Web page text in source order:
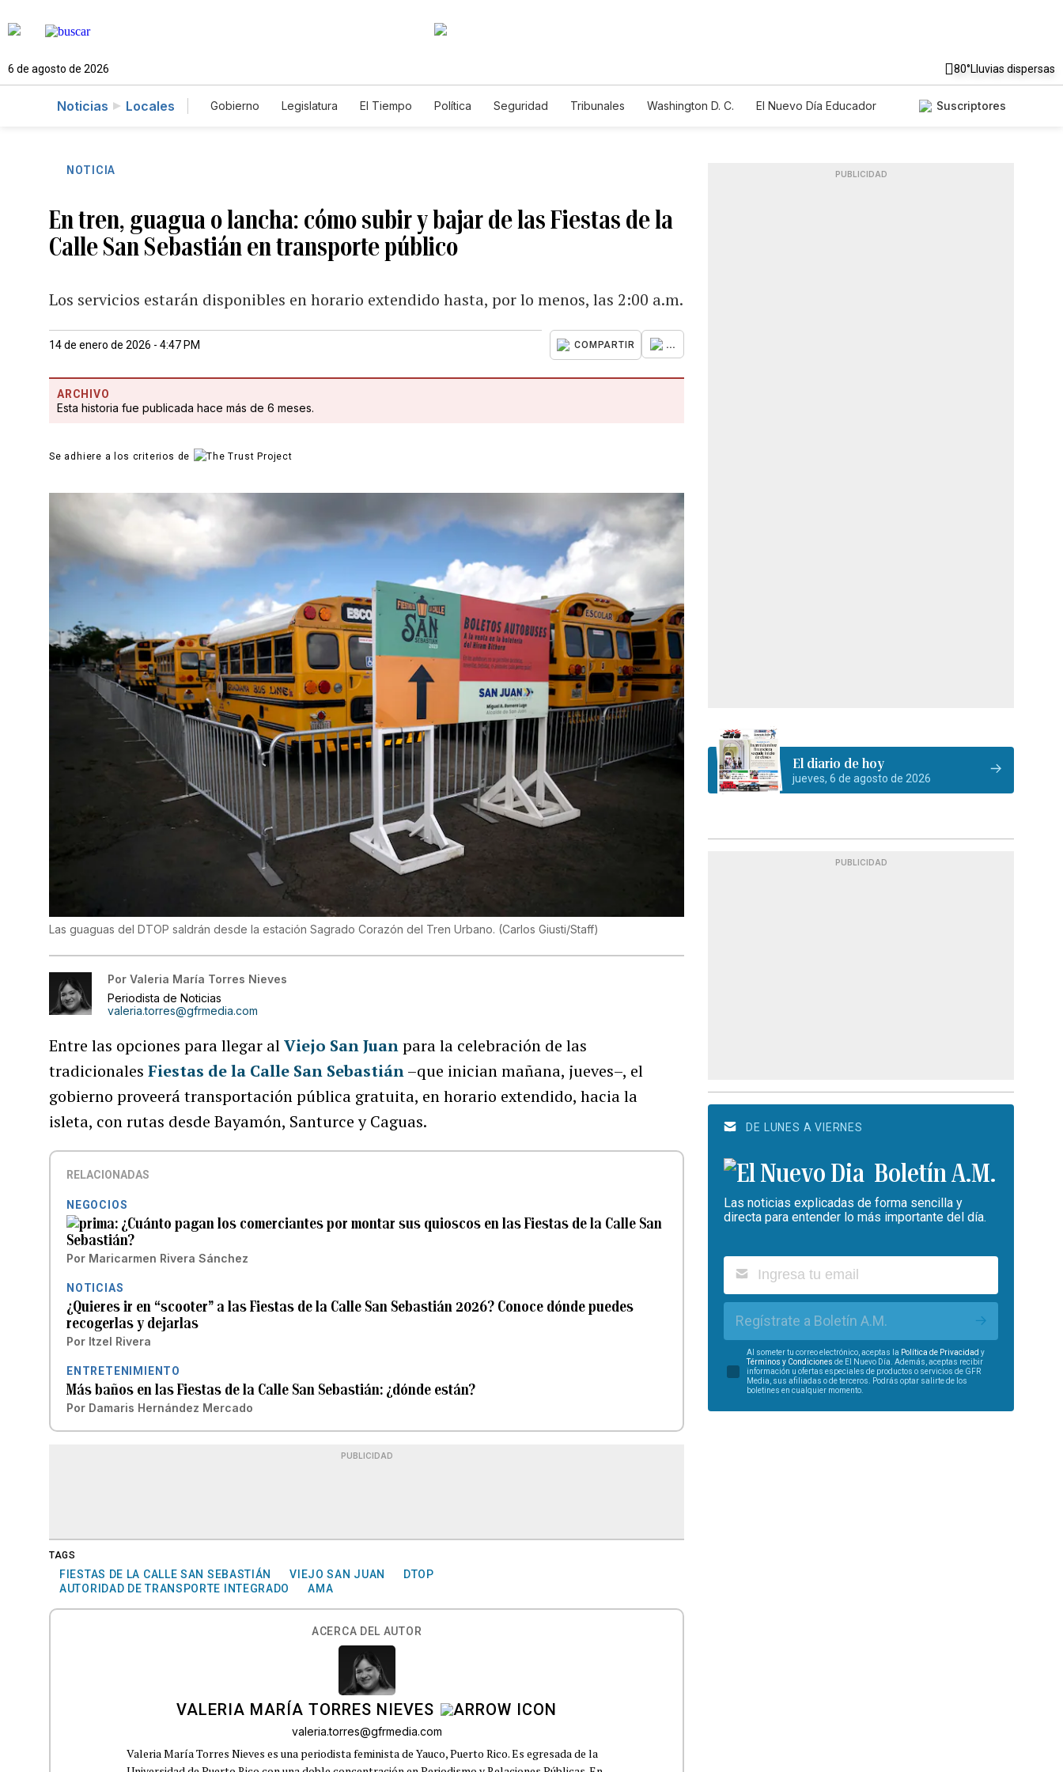
6 de agosto de 2026 80°Lluvias dispersas
Noticias Locales Gobierno Legislatura El Tiempo Política Seguridad Tribunales Washington D. C.
El Nuevo Día Educador
Suscriptores
NOTICIA
En tren, guagua o lancha: cómo subir y bajar de las Fiestas de la
Calle San Sebastián en transporte público
Los servicios estarán disponibles en horario extendido hasta, por lo menos, las 2:00 a.m.
14 de enero de 2026 - 4:47 PM COMPARTIR ...
ARCHIVO
Esta historia fue publicada hace más de 6 meses.
Se adhiere a los criterios de
Las guaguas del DTOP saldrán desde la estación Sagrado Corazón del Tren Urbano. (Carlos Giusti/Staff)
Por Valeria María Torres Nieves
Periodista de Noticias
valeria.torres@gfrmedia.com
Entre las opciones para llegar alViejo San Juanpara la celebración de las
tradicionalesFiestas de la Calle San Sebastián–que inician mañana, jueves–, el
gobierno proveerá transportación pública gratuita, en horario extendido, hacia la
isleta, con rutas desde Bayamón, Santurce y Caguas.
RELACIONADAS
NEGOCIOS
¿Cuánto pagan los comerciantes por montar sus quioscos en las Fiestas de la Calle San
Sebastián?
Por Maricarmen Rivera Sánchez
NOTICIAS
¿Quieres ir en “scooter” a las Fiestas de la Calle San Sebastián 2026? Conoce dónde puedes
recogerlas y dejarlas
Por Itzel Rivera
ENTRETENIMIENTO
Más baños en las Fiestas de la Calle San Sebastián: ¿dónde están?
Por Damaris Hernández Mercado
PUBLICIDAD
TAGS
FIESTAS DE LA CALLE SAN SEBASTIÁN VIEJO SAN JUAN
DTOP
AUTORIDAD DE TRANSPORTE INTEGRADO
AMA
ACERCA DEL AUTOR
VALERIA MARÍA TORRES NIEVES
valeria.torres@gfrmedia.com
Valeria María Torres Nieves es una periodista feminista de Yauco, Puerto Rico. Es egresada de la
PUBLICIDAD
El diario de hoy
jueves, 6 de agosto de 2026
PUBLICIDAD
DE LUNES A VIERNES
Boletín A.M.
Las noticias explicadas de forma sencilla y
directa para entender lo más importante del día.
Regístrate a Boletín A.M.
Al someter tu correo electrónico, aceptas la Política de Privacidad y
Términos y Condiciones de El Nuevo Día. Además, aceptas recibir
información u ofertas especiales de productos o servicios de GFR
Media, sus afiliadas o de terceros. Podrás optar salirte de los
boletines en cualquier momento.